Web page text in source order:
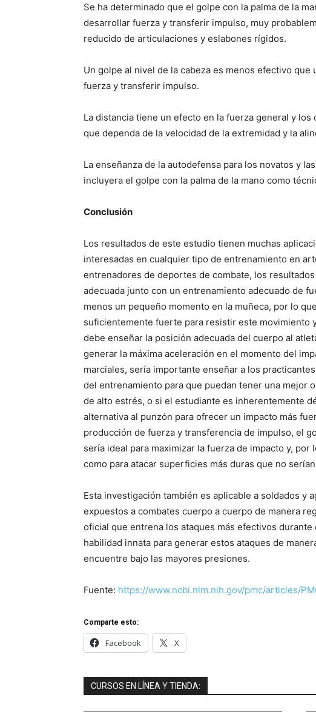
Se ha determinado que el golpe con la palma de la
desarrollar fuerza y transferir impulso, muy
reducido de articulaciones y eslabones rígidos.
Un golpe al nivel de la cabeza es menos efectivo
fuerza y transferir impulso.
La distancia tiene un efecto en la fuerza general y
que dependa de la velocidad de la extremidad y la
La enseñanza de la autodefensa para los novatos y
incluyera el golpe con la palma de la mano como
Conclusión
Los resultados de este estudio tienen muchas
interesadas en cualquier tipo de entrenamiento en
entrenadores de deportes de combate, los
adecuada junto con un entrenamiento adecuado de
menos un pequeño momento en la muñeca, por lo
suficientemente fuerte para resistir este movimiento
debe enseñar la posición adecuada del cuerpo al
generar la máxima aceleración en el momento del
marciales, sería importante enseñar a los
del entrenamiento para que puedan tener una mejor
de alto estrés, o si el estudiante es inherentemente
alternativa al punzón para ofrecer un impacto más
producción de fuerza y ​​transferencia de impulso, el
sería ideal para maximizar la fuerza de impacto y,
como para atacar superficies más duras que no
Esta investigación también es aplicable a soldados y
expuestos a combates cuerpo a cuerpo de manera
oficial que entrena los ataques más efectivos
habilidad innata para generar estos ataques de
encuentre bajo las mayores presiones.
Fuente: https://www.ncbi.nlm.nih.gov/pmc/articles/
Comparte esto:
Facebook X
CURSOS EN LÍNEA Y TIENDA: